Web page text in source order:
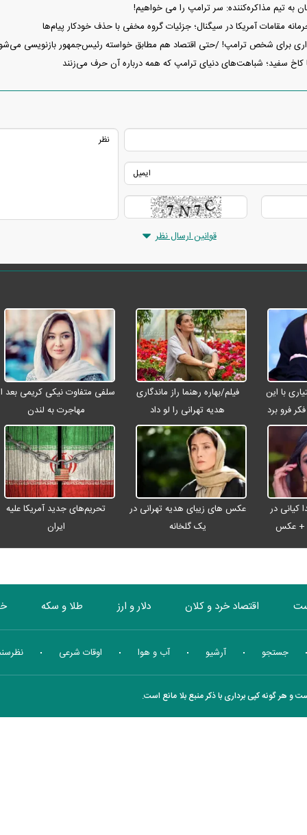
به تیم مذاکره‌کننده: سر ترامپ را می خواهیم!
مقامات آمریکا در سیگنال؛ جزئیات گروه مخفی با حذف خودکار پیام‌ها
برای شخص ترامپ! /حتی اقتصاد هم مطابق خواسته رئیس‌جمهور بازنویسی
کاخ سفید؛ شباهت‌های دنیای ترامپ که همه درباره آن حرف می‌زنند
قوانین ارسال نظر
با این
فرو برد
فیلم/بهاره رهنما راز ماندگاری
هدیه تهرانی را لو داد
سلفی متفاوت نیکی کریمی بعد
مهاجرت به لندن
کیانی در
+ عکس
عکس های زیبای هدیه تهرانی در
یک گلخانه
تحریم‌های جدید آمریکا علیه
ایران
اقتصاد خرد و کلان دلار و ارز طلا و سکه
بورس انرژی چندرسانه ای منهای اقتصاد جستجو آرشیو آب و هوا اوقات شرعی